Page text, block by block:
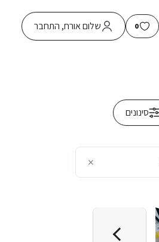
0 שלום אורח, התחבר
סינונים
×